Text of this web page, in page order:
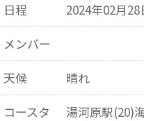
日程
2024年02月
メンバー
天候
晴れ
コースタ
湯河原駅(20)